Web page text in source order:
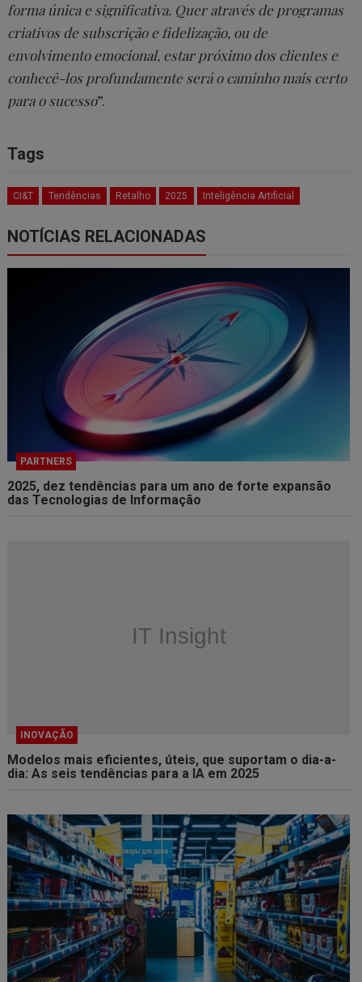
forma única e significativa. Quer através de programas
criativos de subscrição e fidelização, ou de
envolvimento emocional, estar próximo dos clientes e
conhecê-los profundamente será o caminho mais certo
para o sucesso”.
Tags
CI&T Tendências Retalho 2025 Inteligência Artificial
NOTÍCIAS RELACIONADAS
PARTNERS
2025, dez tendências para um ano de forte expansão
das Tecnologias de Informação
INOVAÇÃO
Modelos mais eficientes, úteis, que suportam o dia-a-
dia: As seis tendências para a IA em 2025